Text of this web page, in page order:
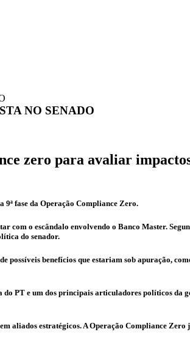
NO SENADO
zero para avaliar
9ª fase da Operação Compliance Zero.
com o escândalo envolvendo o Banco Master.
do senador.
possíveis benefícios que estariam sob apuração,
do PT e um dos principais articuladores políticos da
aliados estratégicos. A Operação Compliance Zero